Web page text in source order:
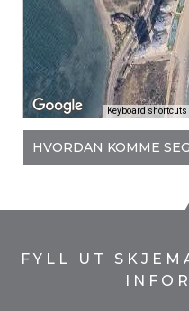
Keyboard shortcuts
HVORDAN KOMME
FYLL UT